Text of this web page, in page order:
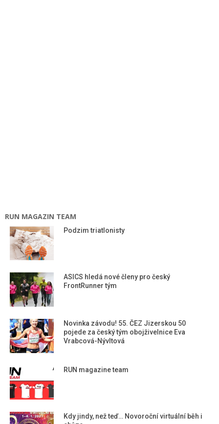
RUN MAGAZIN TEAM
Podzim triatlonisty
ASICS hledá nové členy pro český
FrontRunner tým
Novinka závodu! 55. ČEZ Jizerskou 50
pojede za český tým obojživelnice Eva
Vrabcová-Nývltová
RUN magazine team
Kdy jindy, než teď… Novoroční virtuální běh i